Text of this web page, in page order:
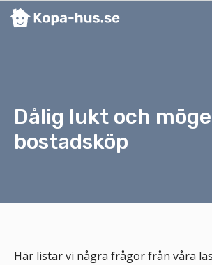
Hoppa
Dålig lukt och
bostadsköp
Här listar vi några frågor från våra